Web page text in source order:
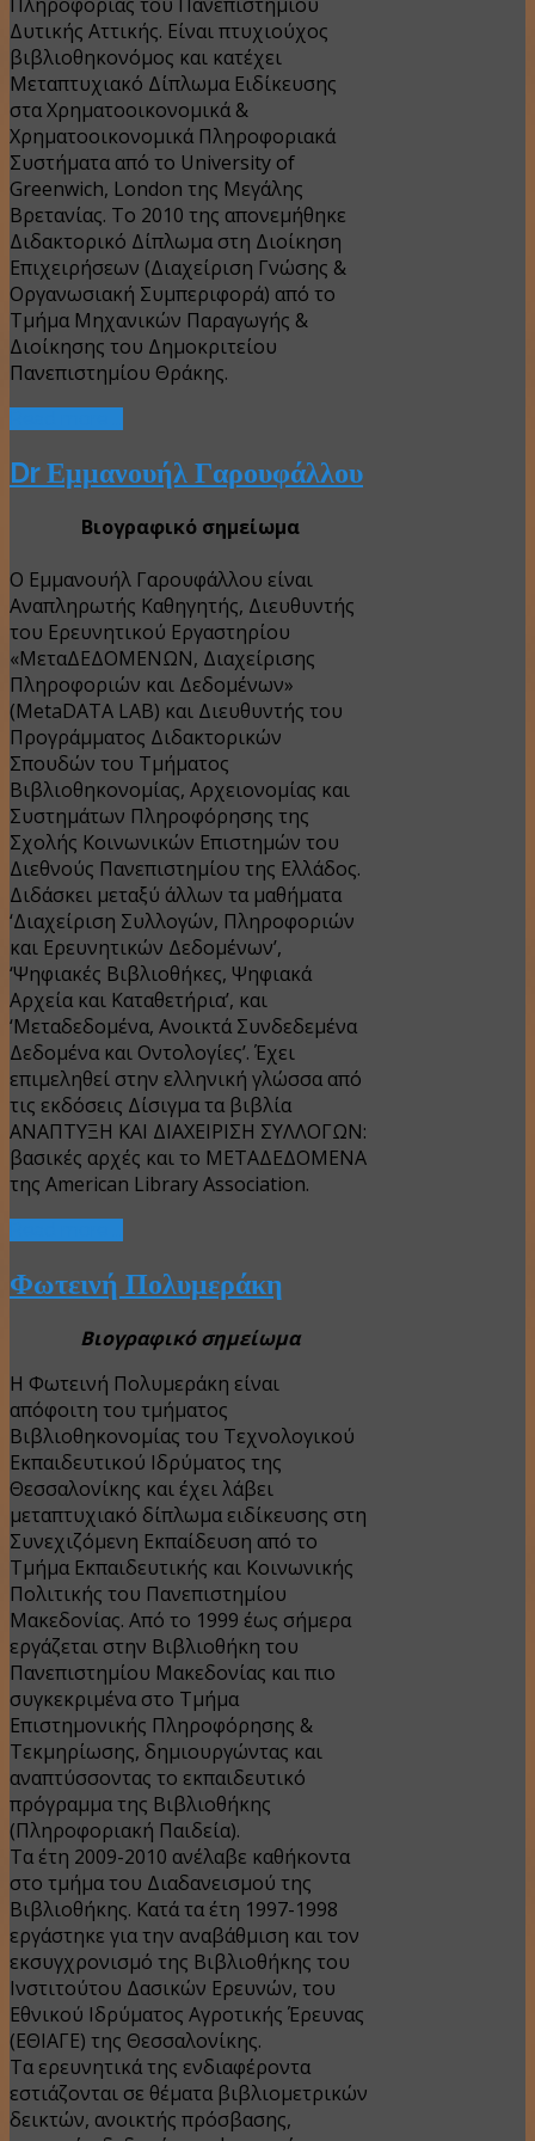
Δυτικής Αττικής. Είναι πτυχιούχος
βιβλιοθηκονόμος και κατέχει
Μεταπτυχιακό Δίπλωμα Ειδίκευσης
στα Χρηματοοικονομικά &
Χρηματοοικονομικά Πληροφοριακά
Συστήματα από το University of
Greenwich, London της Μεγάλης
Βρετανίας. Το 2010 της απονεμήθηκε
Διδακτορικό Δίπλωμα στη Διοίκηση
Επιχειρήσεων (Διαχείριση Γνώσης &
Οργανωσιακή Συμπεριφορά) από το
Τμήμα Μηχανικών Παραγωγής &
Διοίκησης του Δημοκριτείου
Πανεπιστημίου Θράκης.
Dr Εμμανουήλ Γαρουφάλλου
Βιογραφικό σημείωμα
Ο Εμμανουήλ Γαρουφάλλου είναι
Αναπληρωτής Καθηγητής, Διευθυντής
του Ερευνητικού Εργαστηρίου
«ΜεταΔΕΔΟΜΕΝΩΝ, Διαχείρισης
Πληροφοριών και Δεδομένων»
(MetaDATA LAB) και Διευθυντής του
Προγράμματος Διδακτορικών
Σπουδών του Τμήματος
Βιβλιοθηκονομίας, Αρχειονομίας και
Συστημάτων Πληροφόρησης της
Σχολής Κοινωνικών Επιστημών του
Διεθνούς Πανεπιστημίου της Ελλάδος.
Διδάσκει μεταξύ άλλων τα μαθήματα
‘Διαχείριση Συλλογών, Πληροφοριών
και Ερευνητικών Δεδομένων’,
‘Ψηφιακές Βιβλιοθήκες, Ψηφιακά
Αρχεία και Καταθετήρια’, και
‘Μεταδεδομένα, Ανοικτά Συνδεδεμένα
Δεδομένα και Οντολογίες’. Έχει
επιμεληθεί στην ελληνική γλώσσα από
τις εκδόσεις Δίσιγμα τα βιβλία
ΑΝΑΠΤΥΞΗ ΚΑΙ ΔΙΑΧΕΙΡΙΣΗ ΣΥΛΛΟΓΩΝ:
βασικές αρχές και το ΜΕΤΑΔΕΔΟΜΕΝΑ
της American Library Association.
Φωτεινή Πολυμεράκη
Βιογραφικό σημείωμα
Η Φωτεινή Πολυμεράκη είναι
απόφοιτη του τμήματος
Βιβλιοθηκονομίας του Τεχνολογικού
Εκπαιδευτικού Ιδρύματος της
Θεσσαλονίκης και έχει λάβει
μεταπτυχιακό δίπλωμα ειδίκευσης στη
Συνεχιζόμενη Εκπαίδευση από το
Τμήμα Εκπαιδευτικής και Κοινωνικής
Πολιτικής του Πανεπιστημίου
Μακεδονίας. Από το 1999 έως σήμερα
εργάζεται στην Βιβλιοθήκη του
Πανεπιστημίου Μακεδονίας και πιο
συγκεκριμένα στο Τμήμα
Επιστημονικής Πληροφόρησης &
Τεκμηρίωσης, δημιουργώντας και
αναπτύσσοντας το εκπαιδευτικό
πρόγραμμα της Βιβλιοθήκης
(Πληροφοριακή Παιδεία).
Τα έτη 2009-2010 ανέλαβε καθήκοντα
στο τμήμα του Διαδανεισμού της
Βιβλιοθήκης. Κατά τα έτη 1997-1998
εργάστηκε για την αναβάθμιση και τον
εκσυγχρονισμό της Βιβλιοθήκης του
Ινστιτούτου Δασικών Ερευνών, του
Εθνικού Ιδρύματος Αγροτικής Έρευνας
(ΕΘΙΑΓΕ) της Θεσσαλονίκης.
Τα ερευνητικά της ενδιαφέροντα
εστιάζονται σε θέματα βιβλιομετρικών
δεικτών, ανοικτής πρόσβασης,